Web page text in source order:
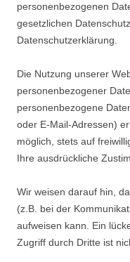
personenbezogenen
gesetzlichen
Datenschutzerklärung.
Die Nutzung unserer
personenbezogener
personenbezogene
oder E-Mail-Adressen)
möglich, stets auf
Ihre ausdrückliche
Wir weisen darauf hin,
(z.B. bei der
aufweisen kann. Ein
Zugriff durch Dritte ist